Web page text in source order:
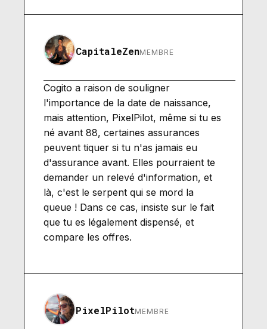
CapitaleZenMEMBRE
Cogito a raison de souligner
l'importance de la date de naissance,
mais attention, PixelPilot, même si tu es
né avant 88, certaines assurances
peuvent tiquer si tu n'as jamais eu
d'assurance avant. Elles pourraient te
demander un relevé d'information, et
là, c'est le serpent qui se mord la
queue ! Dans ce cas, insiste sur le fait
que tu es légalement dispensé, et
compare les offres.
PixelPilotMEMBRE